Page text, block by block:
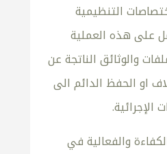
التنظيمية
على هذه العملية
والوثائق الناتجة عن
او الحفظ الدائم الى
والفعالية في